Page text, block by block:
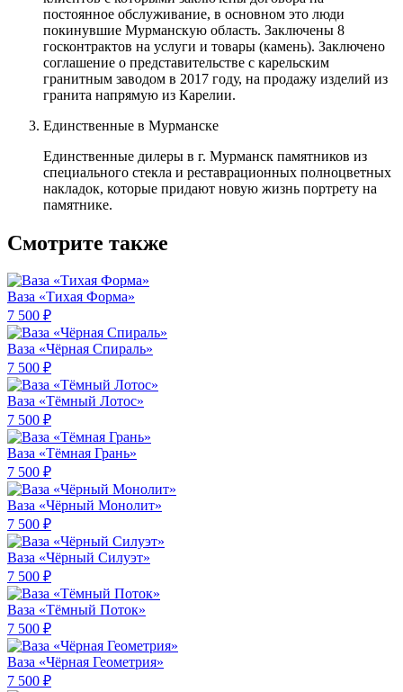
постоянное обслуживание, в основном это люди
покинувшие Мурманскую область. Заключены 8
госконтрактов на услуги и товары (камень). Заключено
соглашение о представительстве с карельским
гранитным заводом в 2017 году, на продажу изделий из
гранита напрямую из Карелии.
Единственные в Мурманске
Единственные дилеры в г. Мурманск памятников из
специального стекла и реставрационных полноцветных
накладок, которые придают новую жизнь портрету на
памятнике.
Смотрите также
Ваза «Тихая Форма»
7 500 ₽
Ваза «Чёрная Спираль»
7 500 ₽
Ваза «Тёмный Лотос»
7 500 ₽
Ваза «Тёмная Грань»
7 500 ₽
Ваза «Чёрный Монолит»
7 500 ₽
Ваза «Чёрный Силуэт»
7 500 ₽
Ваза «Тёмный Поток»
7 500 ₽
Ваза «Чёрная Геометрия»
7 500 ₽